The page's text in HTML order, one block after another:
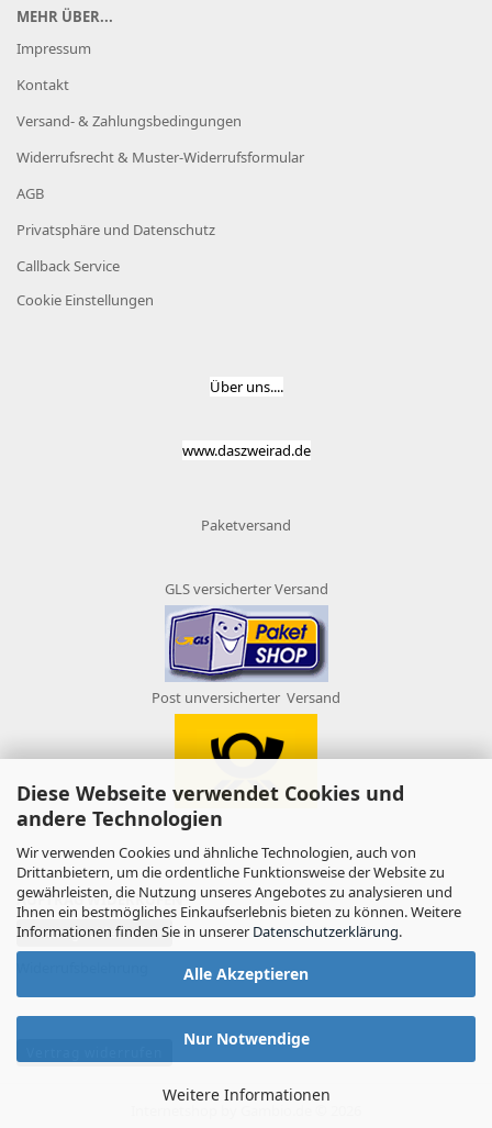
Diese Webseite verwendet Cookies und
andere Technologien
Wir verwenden Cookies und ähnliche Technologien, auch von
Drittanbietern, um die ordentliche Funktionsweise der Website zu
gewährleisten, die Nutzung unseres Angebotes zu analysieren und
Ihnen ein bestmögliches Einkaufserlebnis bieten zu können. Weitere
Informationen finden Sie in unserer Datenschutzerklärung.
Alle Akzeptieren
Nur Notwendige
Weitere Informationen
MEHR ÜBER...
Impressum
Kontakt
Versand- & Zahlungsbedingungen
Widerrufsrecht & Muster-Widerrufsformular
AGB
Privatsphäre und Datenschutz
Callback Service
Cookie Einstellungen
Über uns....
www.daszweirad.de
Paketversand
GLS versicherter Versand
Post unversicherter Versand
AUFTRAG WIDERRUFEN
Vertrag widerrufen